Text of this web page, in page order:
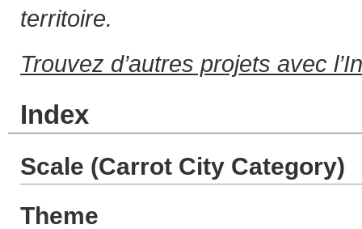
territoire.
Trouvez d’autres projets avec
Index
Scale (Carrot City Category)
Theme